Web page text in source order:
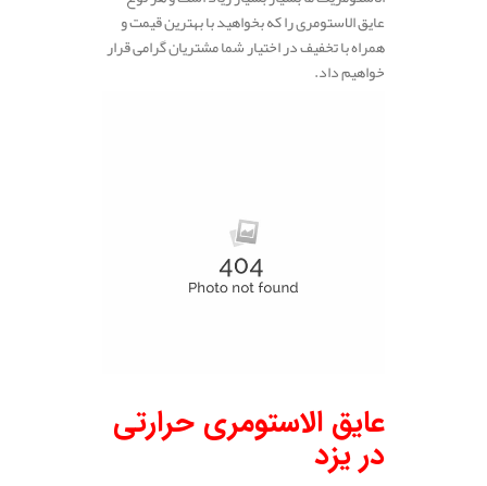
عایق الاستومری را که بخواهید با بهترین قیمت و
همراه با تخفیف در اختیار شما مشتریان گرامی قرار
خواهیم داد.
عایق الاستومری حرارتی
در یزد